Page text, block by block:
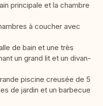
principale et la chambre
à coucher avec
de bain et une très
un grand lit et un divan-
piscine creusée de 5
de jardin et un barbecue